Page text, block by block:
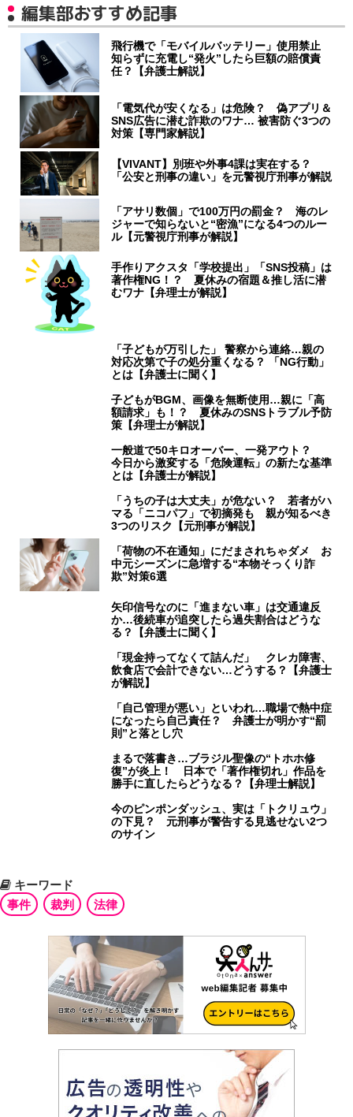
編集部おすすめ記事
飛行機で「モバイルバッテリー」使用禁止
知らずに充電し“発火”したら巨額の賠償責
任？【弁護士解説】
「電気代が安くなる」は危険？ 偽アプリ＆
SNS広告に潜む詐欺のワナ… 被害防ぐ3つの
対策【専門家解説】
【VIVANT】別班や外事4課は実在する？
「公安と刑事の違い」を元警視庁刑事が解説
「アサリ数個」で100万円の罰金？ 海のレ
ジャーで知らないと“密漁”になる4つのルー
ル【元警視庁刑事が解説】
手作りアクスタ「学校提出」「SNS投稿」は
著作権NG！？ 夏休みの宿題＆推し活に潜
むワナ【弁理士が解説】
「子どもが万引した」 警察から連絡…親の
対応次第で子の処分重くなる？ 「NG行動」
とは【弁護士に聞く】
子どもがBGM、画像を無断使用…親に「高
額請求」も！？ 夏休みのSNSトラブル予防
策【弁理士が解説】
一般道で50キロオーバー、一発アウト？
今日から激変する「危険運転」の新たな基準
とは【弁護士が解説】
「うちの子は大丈夫」が危ない？ 若者がハ
マる「ニコパフ」で初摘発も 親が知るべき
3つのリスク【元刑事が解説】
「荷物の不在通知」にだまされちゃダメ お
中元シーズンに急増する“本物そっくり詐
欺”対策6選
矢印信号なのに「進まない車」は交通違反
か…後続車が追突したら過失割合はどうな
る？【弁護士に聞く】
「現金持ってなくて詰んだ」 クレカ障害、
飲食店で会計できない…どうする？【弁護士
が解説】
「自己管理が悪い」といわれ…職場で熱中症
になったら自己責任？ 弁護士が明かす“罰
則”と落とし穴
まるで落書き…ブラジル聖像の“トホホ修
復”が炎上！ 日本で「著作権切れ」作品を
勝手に直したらどうなる？【弁理士解説】
今のピンポンダッシュ、実は「トクリュウ」
の下見？ 元刑事が警告する見逃せない2つ
のサイン
キーワード
事件
裁判 法律